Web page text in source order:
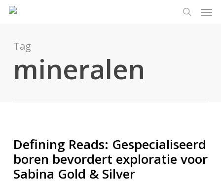
hoofdinhoud
Tag
mineralen
Defining Reads: Gespecialiseerd
boren bevordert exploratie voor
Sabina Gold & Silver